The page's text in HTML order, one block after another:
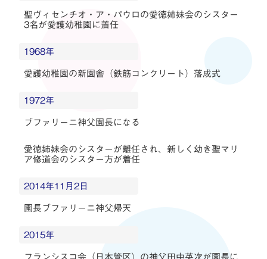
聖ヴィセンチオ・ア・パウロの愛徳姉妹会のシスター
3名が愛護幼稚園に着任
1968年
愛護幼稚園の新園舎（鉄筋コンクリート）落成式
1972年
ブファリーニ神父園長になる
愛徳姉妹会のシスターが離任され、新しく幼き聖マリ
ア修道会のシスター方が着任
2014年11月2日
園長ブファリーニ神父帰天
2015年
フランシスコ会（日本管区）の神父田中英次が園長に